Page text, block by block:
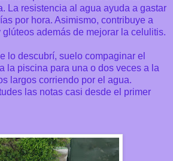
La resistencia al agua ayuda a gastar
por hora. Asimismo, contribuye a
además de mejorar la celulitis.
lo descubrí, suelo compaginar el
la piscina para una o dos veces a la
largos corriendo por el agua.
las notas casi desde el primer